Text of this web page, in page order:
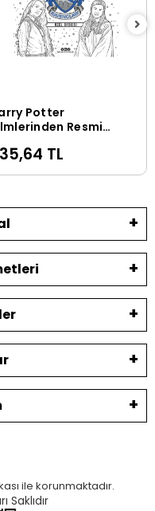
Sepete Ekle
Potter
Resmi
Özel
TL
ile korunmaktadır.
Saklıdır